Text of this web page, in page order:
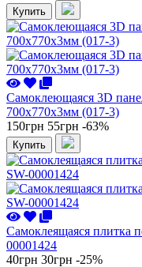
Купить
Самоклеющаяся 3D
700x770x3мм (017-3)
150грн 55грн -63%
Купить
Самоклеящаяся плитка
00001424
40грн 30грн -25%